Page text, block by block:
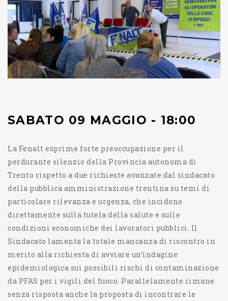
SABATO 09 MAGGIO - 18:00
La Fenalt esprime forte preoccupazione per il
perdurante silenzio della Provincia autonoma di
Trento rispetto a due richieste avanzate dal sindacato
della pubblica amministrazione trentina su temi di
particolare rilevanza e urgenza, che incidono
direttamente sulla tutela della salute e sulle
condizioni economiche dei lavoratori pubblici. Il
Sindacato lamenta la totale mancanza di riscontro in
merito alla richiesta di avviare un’indagine
epidemiologica sui possibili rischi di contaminazione
da PFAS per i vigili del fuoco. Parallelamente rimane
senza risposta anche la proposta di incontrare le